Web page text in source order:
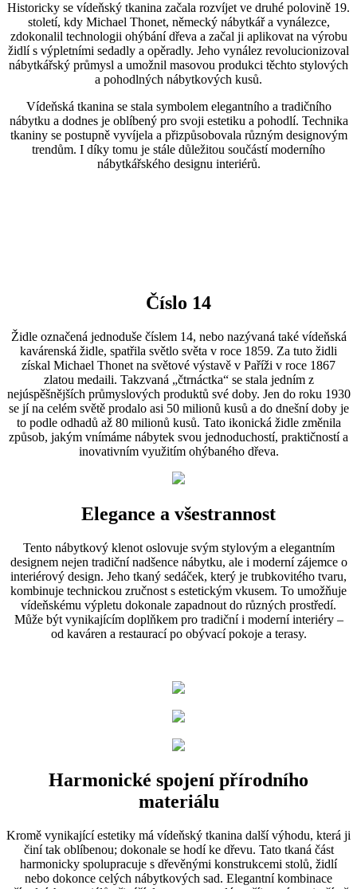
Historicky se vídeňský tkanina začala rozvíjet ve druhé polovině 19.
století, kdy Michael Thonet, německý nábytkář a vynálezce,
zdokonalil technologii ohýbání dřeva a začal ji aplikovat na výrobu
židlí s výpletními sedadly a opěradly. Jeho vynález revolucionizoval
nábytkářský průmysl a umožnil masovou produkci těchto stylových
a pohodlných nábytkových kusů.
Vídeňská tkanina se stala symbolem elegantního a tradičního
nábytku a dodnes je oblíbený pro svoji estetiku a pohodlí. Technika
tkaniny se postupně vyvíjela a přizpůsobovala různým designovým
trendům. I díky tomu je stále důležitou součástí moderního
nábytkářského designu interiérů.
Číslo 14
Židle označená jednoduše číslem 14, nebo nazývaná také vídeňská
kavárenská židle, spatřila světlo světa v roce 1859. Za tuto židli
získal Michael Thonet na světové výstavě v Paříži v roce 1867
zlatou medaili. Takzvaná „čtrnáctka“ se stala jedním z
nejúspěšnějších průmyslových produktů své doby. Jen do roku 1930
se jí na celém světě prodalo asi 50 milionů kusů a do dnešní doby je
to podle odhadů až 80 milionů kusů. Tato ikonická židle změnila
způsob, jakým vnímáme nábytek svou jednoduchostí, praktičností a
inovativním využitím ohýbaného dřeva.
Elegance a všestrannost
Tento nábytkový klenot oslovuje svým stylovým a elegantním
designem nejen tradiční nadšence nábytku, ale i moderní zájemce o
interiérový design. Jeho tkaný sedáček, který je trubkovitého tvaru,
kombinuje technickou zručnost s estetickým vkusem. To umožňuje
vídeňskému výpletu dokonale zapadnout do různých prostředí.
Může být vynikajícím doplňkem pro tradiční i moderní interiéry –
od kaváren a restaurací po obývací pokoje a terasy.
Harmonické spojení přírodního
materiálu
Kromě vynikající estetiky má vídeňský tkanina další výhodu, která ji
činí tak oblíbenou; dokonale se hodí ke dřevu. Tato tkaná část
harmonicky spolupracuje s dřevěnými konstrukcemi stolů, židlí
nebo dokonce celých nábytkových sad. Elegantní kombinace